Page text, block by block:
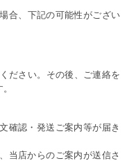
合、下記の可能性がござい
ださい。その後、ご連絡を
確認・発送ご案内等が届き
当店からのご案内が送信さ